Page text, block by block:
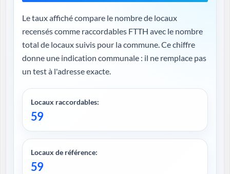
Le taux affiché compare le nombre de locaux
recensés comme raccordables FTTH avec le nombre
total de locaux suivis pour la commune. Ce chiffre
donne une indication communale : il ne remplace pas
un test à l'adresse exacte.
Locaux raccordables:
59
Locaux de référence:
59